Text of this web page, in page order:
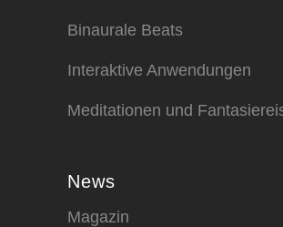
Binaurale Beats
Interaktive Anwendungen
Meditationen und
News
Magazin